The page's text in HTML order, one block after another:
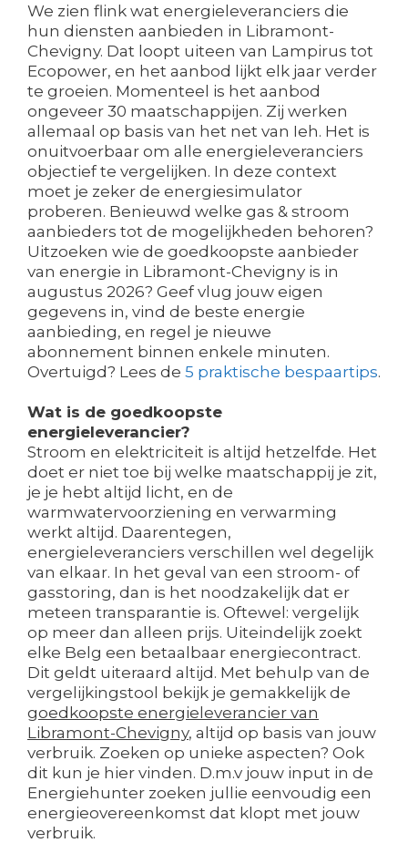
We zien flink wat energieleveranciers die
hun diensten aanbieden in Libramont-
Chevigny. Dat loopt uiteen van Lampirus tot
Ecopower, en het aanbod lijkt elk jaar verder
te groeien. Momenteel is het aanbod
ongeveer 30 maatschappijen. Zij werken
allemaal op basis van het net van Ieh. Het is
onuitvoerbaar om alle energieleveranciers
objectief te vergelijken. In deze context
moet je zeker de energiesimulator
proberen. Benieuwd welke gas & stroom
aanbieders tot de mogelijkheden behoren?
Uitzoeken wie de goedkoopste aanbieder
van energie in Libramont-Chevigny is in
augustus 2026? Geef vlug jouw eigen
gegevens in, vind de beste energie
aanbieding, en regel je nieuwe
abonnement binnen enkele minuten.
Overtuigd? Lees de 5 praktische bespaartips.
Wat is de goedkoopste
energieleverancier?
Stroom en elektriciteit is altijd hetzelfde. Het
doet er niet toe bij welke maatschappij je zit,
je je hebt altijd licht, en de
warmwatervoorziening en verwarming
werkt altijd. Daarentegen,
energieleveranciers verschillen wel degelijk
van elkaar. In het geval van een stroom- of
gasstoring, dan is het noodzakelijk dat er
meteen transparantie is. Oftewel: vergelijk
op meer dan alleen prijs. Uiteindelijk zoekt
elke Belg een betaalbaar energiecontract.
Dit geldt uiteraard altijd. Met behulp van de
vergelijkingstool bekijk je gemakkelijk de
goedkoopste energieleverancier van
Libramont-Chevigny, altijd op basis van jouw
verbruik. Zoeken op unieke aspecten? Ook
dit kun je hier vinden. D.m.v jouw input in de
Energiehunter zoeken jullie eenvoudig een
energieovereenkomst dat klopt met jouw
verbruik.